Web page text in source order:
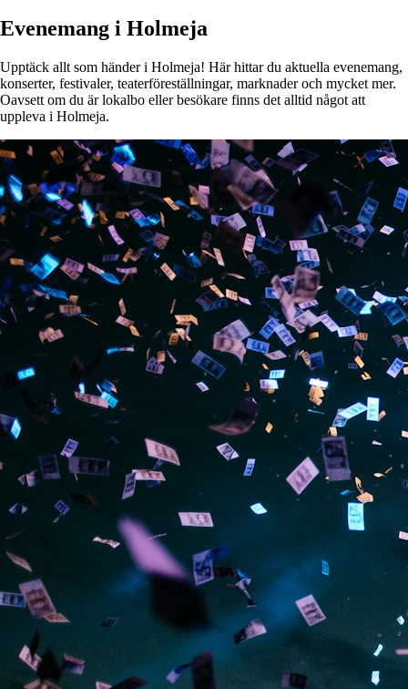
Evenemang i Holmeja
Upptäck allt som händer i Holmeja! Här hittar du aktuella evenemang,
konserter, festivaler, teaterföreställningar, marknader och mycket mer.
Oavsett om du är lokalbo eller besökare finns det alltid något att
uppleva i Holmeja.